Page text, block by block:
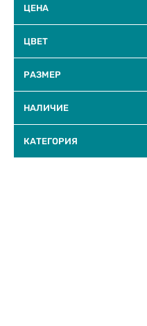
ЦЕНА
ЦВЕТ
РАЗМЕР
НАЛИЧИЕ
КАТЕГОРИЯ